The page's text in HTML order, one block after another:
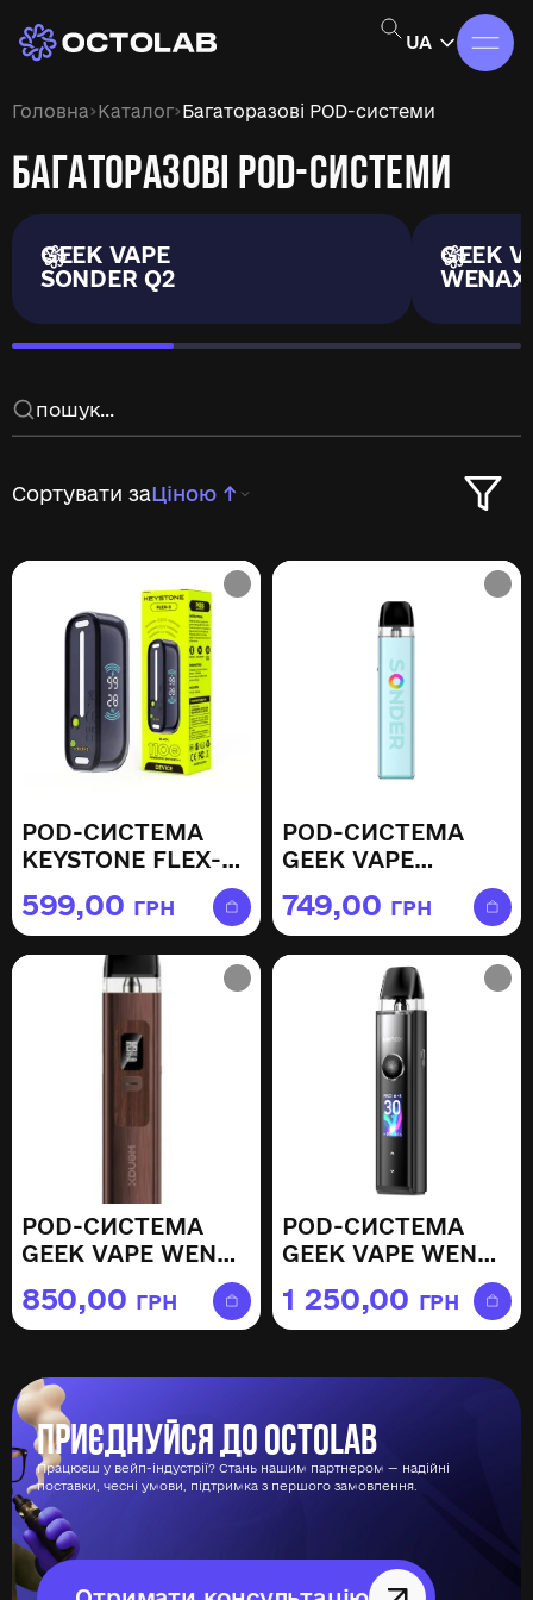
UA
Головна›Каталог›Багаторазові POD-системи
БАГАТОРАЗОВІ POD-СИСТЕМИ
GEEK VAPE
SONDER Q2
GEEK
WENAX
Сортувати заЦіною ↑
POD-СИСТЕМА
KEYSTONE FLEX-3
599,00 ГРН
POD-СИСТЕМА
GEEK VAPE
MOONLIGHT
SILVER
749,00 ГРН
POD-СИСТЕМА
GEEK VAPE WENAX
850,00 ГРН
POD-СИСТЕМА
GEEK VAPE WENAX
1 250,00 ГРН
Приєднуйся до Octolab
Працюєш у вейп-індустрії? Стань нашим партнером — надійні
поставки, чесні умови, підтримка з першого замовлення.